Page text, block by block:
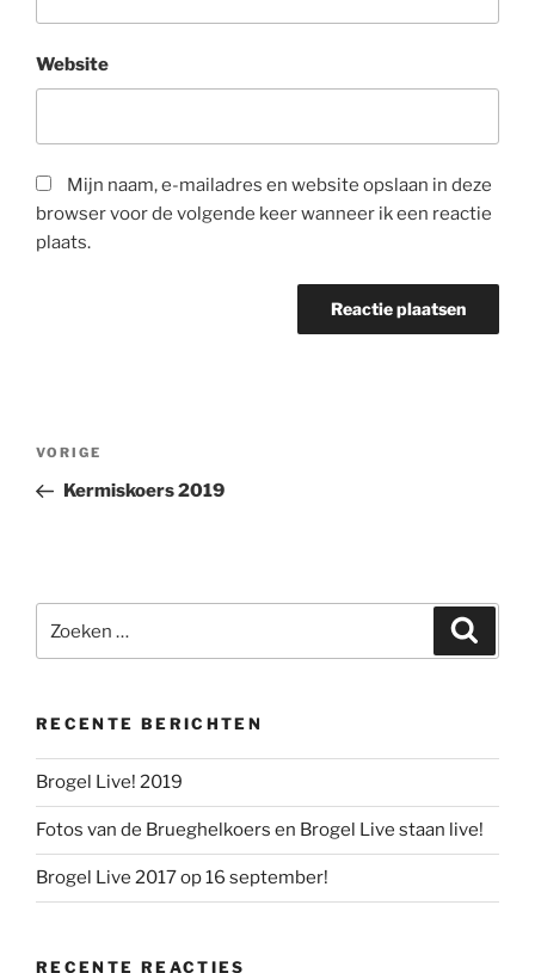
Website
Mijn naam, e-mailadres en website opslaan in deze
browser voor de volgende keer wanneer ik een reactie
plaats.
Berichtnavigatie
Vorig
bericht
VORIGE
Kermiskoers 2019
naar:
RECENTE BERICHTEN
Brogel Live! 2019
Fotos van de Brueghelkoers en Brogel Live staan live!
Brogel Live 2017 op 16 september!
RECENTE REACTIES